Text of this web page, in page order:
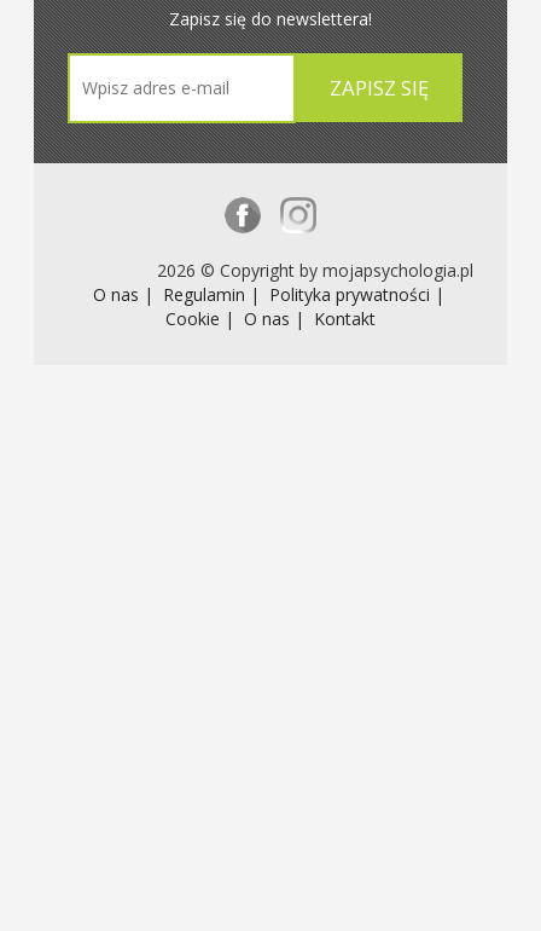
Zapisz się do newslettera!
2026 © Copyright by mojapsychologia.pl
O nas |
Regulamin |
Polityka prywatności |
Cookie | O nas | Kontakt